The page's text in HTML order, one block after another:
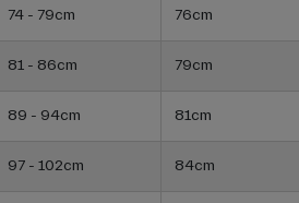
74 - 79cm 76cm
81 - 86cm 79cm
89 - 94cm 81cm
97 - 102cm 84cm